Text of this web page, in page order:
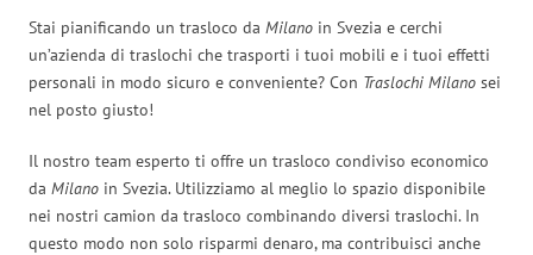
Stai pianificando un trasloco da Milano in Svezia e cerchi
un’azienda di traslochi che trasporti i tuoi mobili e i tuoi effetti
personali in modo sicuro e conveniente? Con Traslochi Milano sei
nel posto giusto!
Il nostro team esperto ti offre un trasloco condiviso economico
da Milano in Svezia. Utilizziamo al meglio lo spazio disponibile
nei nostri camion da trasloco combinando diversi traslochi. In
questo modo non solo risparmi denaro, ma contribuisci anche